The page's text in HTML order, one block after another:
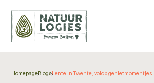
HomepageBlogsLente in Twente, volop genietmomentjes!